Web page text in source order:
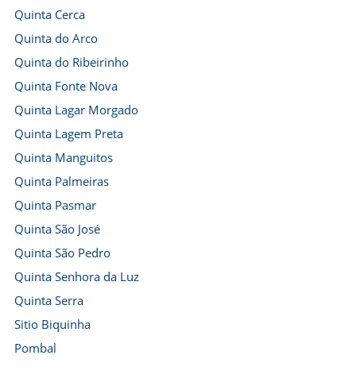
Quinta Cerca
Quinta do Arco
Quinta do Ribeirinho
Quinta Fonte Nova
Quinta Lagar Morgado
Quinta Lagem Preta
Quinta Manguitos
Quinta Palmeiras
Quinta Pasmar
Quinta São José
Quinta São Pedro
Quinta Senhora da Luz
Quinta Serra
Sitio Biquinha
Pombal